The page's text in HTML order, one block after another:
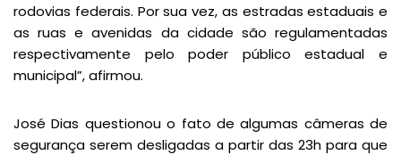
rodovias federais. Por sua vez, as estradas estaduais e
as ruas e avenidas da cidade são regulamentadas
respectivamente pelo poder público estadual e
municipal”, afirmou.
José Dias questionou o fato de algumas câmeras de
segurança serem desligadas a partir das 23h para que